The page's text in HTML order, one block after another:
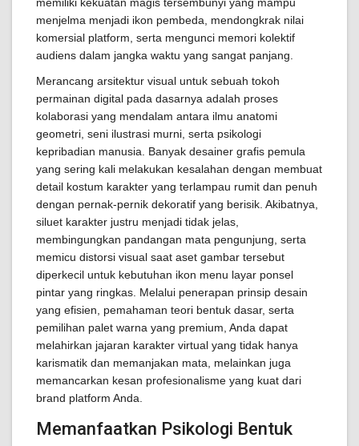
menjelma menjadi ikon pembeda, mendongkrak nilai
komersial platform, serta mengunci memori kolektif
audiens dalam jangka waktu yang sangat panjang.
Merancang arsitektur visual untuk sebuah tokoh
permainan digital pada dasarnya adalah proses
kolaborasi yang mendalam antara ilmu anatomi
geometri, seni ilustrasi murni, serta psikologi
kepribadian manusia. Banyak desainer grafis pemula
yang sering kali melakukan kesalahan dengan membuat
detail kostum karakter yang terlampau rumit dan penuh
dengan pernak-pernik dekoratif yang berisik. Akibatnya,
siluet karakter justru menjadi tidak jelas,
membingungkan pandangan mata pengunjung, serta
memicu distorsi visual saat aset gambar tersebut
diperkecil untuk kebutuhan ikon menu layar ponsel
pintar yang ringkas. Melalui penerapan prinsip desain
yang efisien, pemahaman teori bentuk dasar, serta
pemilihan palet warna yang premium, Anda dapat
melahirkan jajaran karakter virtual yang tidak hanya
karismatik dan memanjakan mata, melainkan juga
memancarkan kesan profesionalisme yang kuat dari
brand platform Anda.
Memanfaatkan Psikologi Bentuk